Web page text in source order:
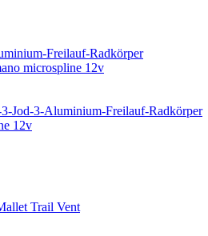
Jod-3-Aluminium-Freilauf-Radkörper
12v